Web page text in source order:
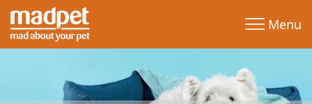
Menu